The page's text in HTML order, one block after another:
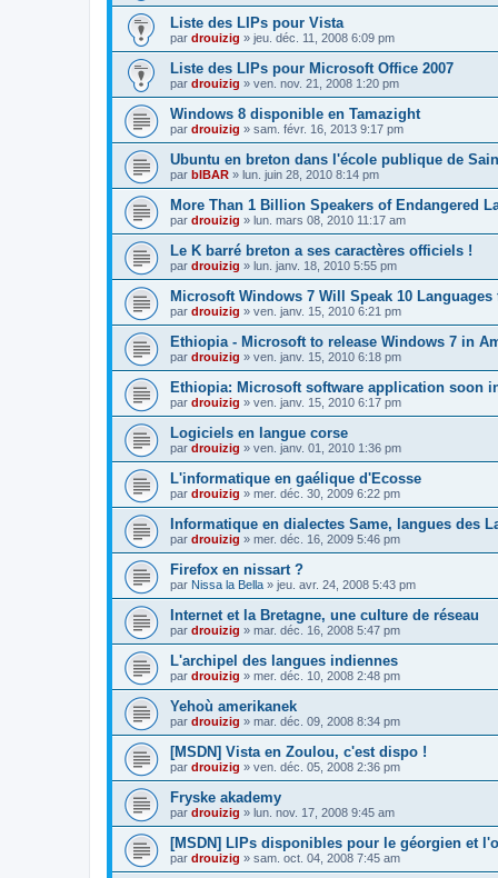
Liste des LIPs pour Vista
par drouizig » jeu. déc. 11, 2008 6:09 pm
Liste des LIPs pour Microsoft Office 2007
par drouizig » ven. nov. 21, 2008 1:20 pm
Windows 8 disponible en Tamazight
par drouizig » sam. févr. 16, 2013 9:17 pm
Ubuntu en breton dans l'école publique de
par bIBAR » lun. juin 28, 2010 8:14 pm
More Than 1 Billion Speakers of Endangered
par drouizig » lun. mars 08, 2010 11:17 am
Le K barré breton a ses caractères officiels !
par drouizig » lun. janv. 18, 2010 5:55 pm
Microsoft Windows 7 Will Speak 10
par drouizig » ven. janv. 15, 2010 6:21 pm
Ethiopia - Microsoft to release Windows 7 in
par drouizig » ven. janv. 15, 2010 6:18 pm
Ethiopia: Microsoft software application soon
par drouizig » ven. janv. 15, 2010 6:17 pm
Logiciels en langue corse
par drouizig » ven. janv. 01, 2010 1:36 pm
L'informatique en gaélique d'Ecosse
par drouizig » mer. déc. 30, 2009 6:22 pm
Informatique en dialectes Same, langues des
par drouizig » mer. déc. 16, 2009 5:46 pm
Firefox en nissart ?
par Nissa la Bella » jeu. avr. 24, 2008 5:43 pm
Internet et la Bretagne, une culture de réseau
par drouizig » mar. déc. 16, 2008 5:47 pm
L'archipel des langues indiennes
par drouizig » mer. déc. 10, 2008 2:48 pm
Yehoù amerikanek
par drouizig » mar. déc. 09, 2008 8:34 pm
[MSDN] Vista en Zoulou, c'est dispo !
par drouizig » ven. déc. 05, 2008 2:36 pm
Fryske akademy
par drouizig » lun. nov. 17, 2008 9:45 am
[MSDN] LIPs disponibles pour le géorgien et
par drouizig » sam. oct. 04, 2008 7:45 am